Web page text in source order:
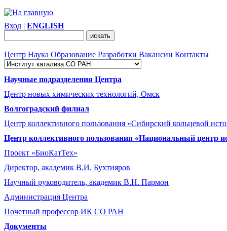
Вход | ENGLISH
Центр Наука Образование Разработки Вакансии Контакты
Научные подразделения Центра
Центр новых химических технологий, Омск
Волгоградский филиал
Центр коллективного пользования «Сибирский кольцевой
Центр коллективного пользования «Национальный центр
Проект «БиоКатТех»
Директор, академик В.И. Бухтияров
Научный руководитель, академик В.Н. Пармон
Администрация Центра
Почетный профессор ИК СО РАН
Документы